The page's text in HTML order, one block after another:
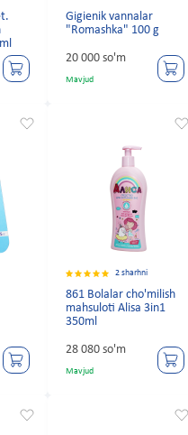
Gigienik vannalar
"Romashka" 100 g
20 000 so'm
Mavjud
2 sharhni
861 Bolalar cho'milish
mahsuloti Alisa 3in1
350ml
28 080 so'm
Mavjud